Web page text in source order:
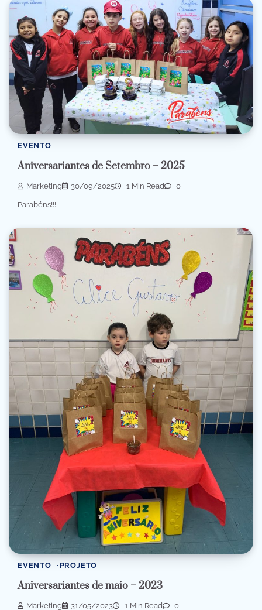
EVENTO
Aniversariantes de Setembro – 2025
Marketing 30/09/2025 1 Min Read 0
Parabéns!!!
EVENTO PROJETO
Aniversariantes de maio – 2023
Marketing 31/05/2023 1 Min Read 0